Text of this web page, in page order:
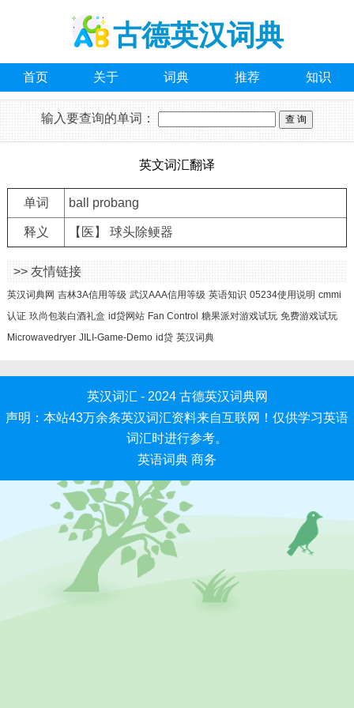
古德英汉词典
首页 关于 词典 推荐 知识
输入要查询的单词：
英文词汇翻译
单词 ball probang
释义 【医】 球头除鲠器
>> 友情链接
英汉词典网 吉林3A信用等级 武汉AAA信用等级 英语知识 05234使用说明 cmmi
认证 玖尚包装白酒礼盒 id贷网站 Fan Control 糖果派对游戏试玩 免费游戏试玩
Microwavedryer JILI-Game-Demo id贷 英汉词典
英汉词汇 - 2024 古德英汉词典网
声明：本站43万余条英汉词汇资料来自互联网！仅供学习英语
词汇时进行参考。
英语词典 商务